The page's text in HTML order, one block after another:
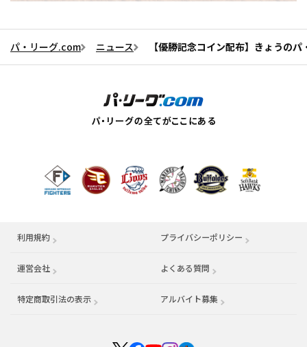
パ・リーグ.com ニュース 【優勝記念コイン配布】きょうの
運営会社 （別ウィンドウで開く）
（別ウィンドウで開く